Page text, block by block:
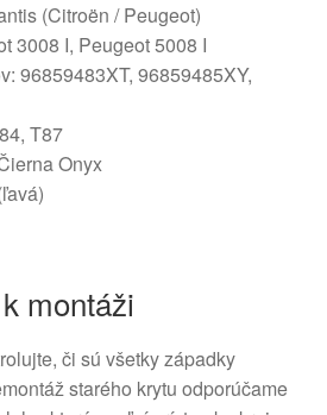
(Citroën / Peugeot)
3008 I, Peugeot 5008 I
96859483XT, 96859485XY,
T87
Onyx
montáži
či sú všetky západky
starého krytu odporúčame